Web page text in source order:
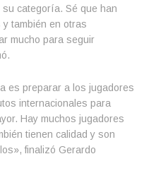
categoría. Sé que han
también en otras
mucho para seguir
es preparar a los jugadores
internacionales para
Hay muchos jugadores
tienen calidad y son
finalizó Gerardo